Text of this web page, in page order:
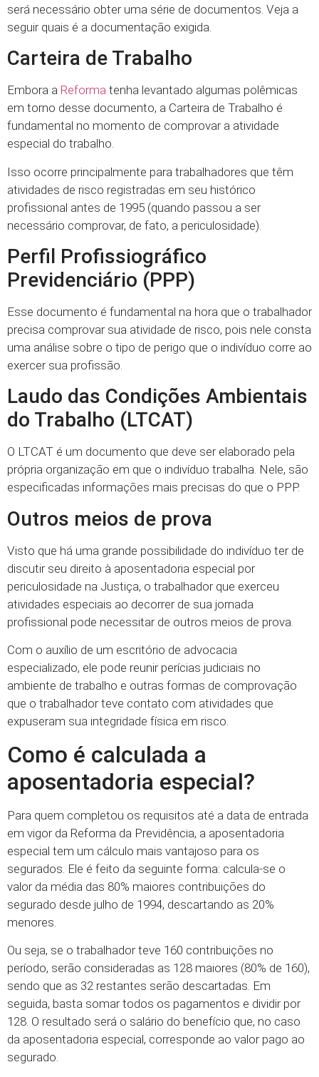
será necessário obter uma série de documentos. Veja a
seguir quais é a documentação exigida.
Carteira de Trabalho
Embora a Reforma tenha levantado algumas polêmicas
em torno desse documento, a Carteira de Trabalho é
fundamental no momento de comprovar a atividade
especial do trabalho.
Isso ocorre principalmente para trabalhadores que têm
atividades de risco registradas em seu histórico
profissional antes de 1995 (quando passou a ser
necessário comprovar, de fato, a periculosidade).
Perfil Profissiográfico
Previdenciário (PPP)
Esse documento é fundamental na hora que o trabalhador
precisa comprovar sua atividade de risco, pois nele consta
uma análise sobre o tipo de perigo que o indivíduo corre ao
exercer sua profissão.
Laudo das Condições Ambientais
do Trabalho (LTCAT)
O LTCAT é um documento que deve ser elaborado pela
própria organização em que o indivíduo trabalha. Nele, são
especificadas informações mais precisas do que o PPP.
Outros meios de prova
Visto que há uma grande possibilidade do indivíduo ter de
discutir seu direito à aposentadoria especial por
periculosidade na Justiça, o trabalhador que exerceu
atividades especiais ao decorrer de sua jornada
profissional pode necessitar de outros meios de prova.
Com o auxílio de um escritório de advocacia
especializado, ele pode reunir perícias judiciais no
ambiente de trabalho e outras formas de comprovação
que o trabalhador teve contato com atividades que
expuseram sua integridade física em risco.
Como é calculada a
aposentadoria especial?
Para quem completou os requisitos até a data de entrada
em vigor da Reforma da Previdência, a aposentadoria
especial tem um cálculo mais vantajoso para os
segurados. Ele é feito da seguinte forma: calcula-se o
valor da média das 80% maiores contribuições do
segurado desde julho de 1994, descartando as 20%
menores.
Ou seja, se o trabalhador teve 160 contribuições no
período, serão consideradas as 128 maiores (80% de 160),
sendo que as 32 restantes serão descartadas. Em
seguida, basta somar todos os pagamentos e dividir por
128. O resultado será o salário do benefício que, no caso
da aposentadoria especial, corresponde ao valor pago ao
segurado.